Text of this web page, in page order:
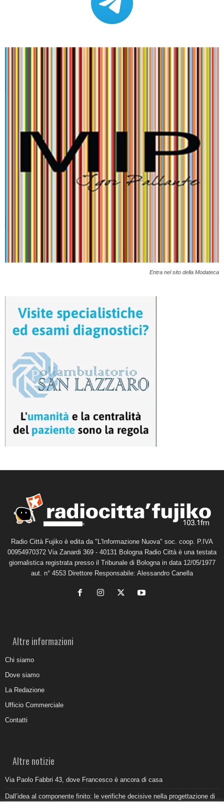
Entra nel sito della Modateca
Radio Città Fujiko è edita da "L'Informazione Nuova" soc. coop. P.IVA
00954970372 Via Zanardi 369 - 40131 Bologna Radio Città è una testata
giornalistica registrata presso il Tribunale di Bologna in data 12/05/1977
aut. n° 4553 Direttore Responsabile: Alessandro Canella
Altre informazioni
Chi siamo
Dove siamo
La Redazione
Ufficio Commerciale
Contatti
Altre notizie
Via Paolo Fabbri 43, dove Francesco è ancora di casa
Dall’idea al componente finito: le verifiche decisive nella progettazione di